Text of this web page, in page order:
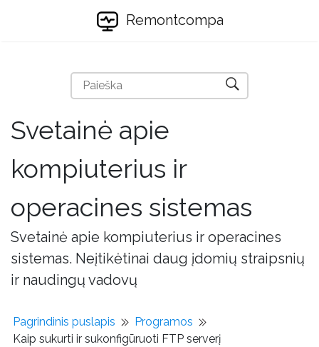
Remontcompa
Svetainė apie
kompiuterius ir
operacines sistemas
Svetainė apie kompiuterius ir operacines
sistemas. Neįtikėtinai daug įdomių straipsnių
ir naudingų vadovų
Pagrindinis puslapis
Programos
Kaip sukurti ir sukonfigūruoti FTP serverį